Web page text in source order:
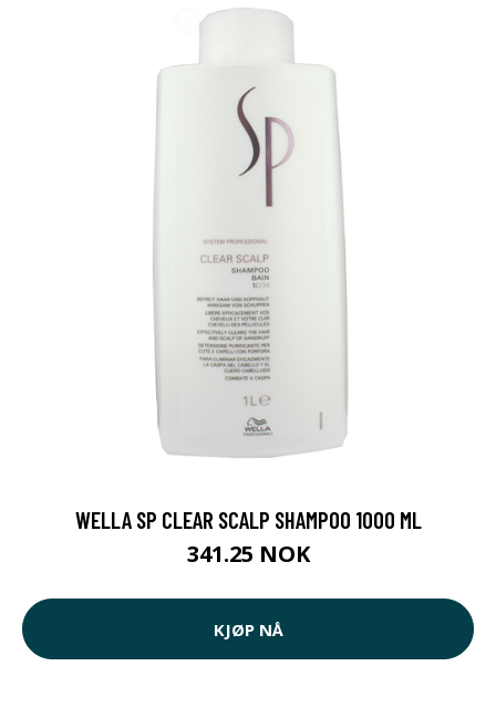
WELLA SP CLEAR SCALP SHAMPOO 1000 ML
341.25 NOK
KJØP NÅ